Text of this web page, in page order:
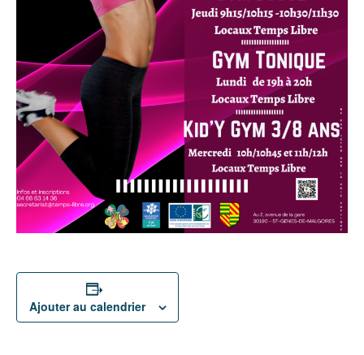
Ajouter au calendrier